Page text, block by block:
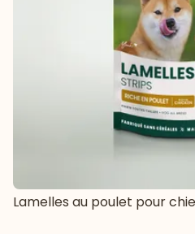
Lamelles au poulet pour